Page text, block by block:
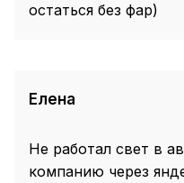
остаться без фар)
Елена
Не работал свет в
компанию через